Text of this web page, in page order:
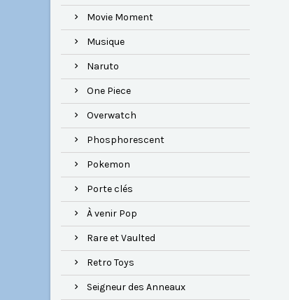
Movie Moment
Musique
Naruto
One Piece
Overwatch
Phosphorescent
Pokemon
Porte clés
À venir Pop
Rare et Vaulted
Retro Toys
Seigneur des Anneaux